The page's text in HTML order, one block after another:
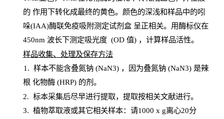
的 作用下转化成最终的黄色。颜色的深浅和样品中的吲
哚(IAA)酶联免疫吸附测定试剂盒呈正相关。用酶标仪在
450nm 波长下测定吸光度 (OD 值) ，计算样品活性。
样品收集、处理及保存方法
1 . 样本不能含叠氮钠(NaN3) ，因为叠氮钠 (NaN3) 是辣
根 化物酶(HRP) 的剂。
2. 标本采集后尽早进行提取，提取按相关文献进行。
3. 植物萃取液或其它相关样本：请1000 x g离心20分